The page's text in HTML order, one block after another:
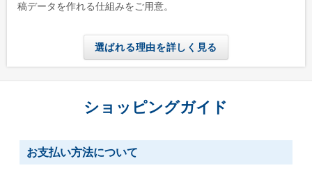
稿データを作れる仕組みをご用意。
選ばれる理由を詳しく見る
ショッピングガイド
お支払い方法について